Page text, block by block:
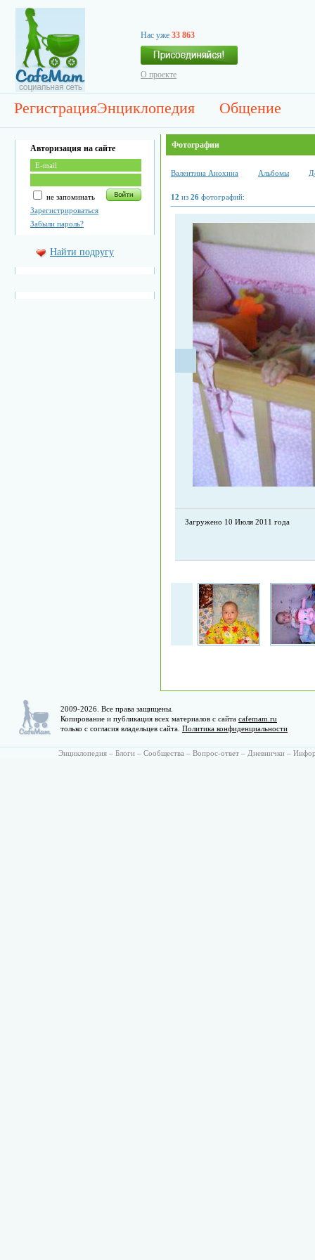
Нас уже 33 863
О проекте
РегистрацияЭнциклопедия Общение
Авторизация на сайте
не запоминать
Зарегистрироваться
Забыли пароль?
Найти подругу
Фотографии
Валентина Анохина Альбомы
12 из 26 фотографий:
Загружено 10 Июля 2011 года
2009-2026. Все права защищены.
Копирование и публикация всех материалов с сайта cafemam.ru
только с согласия владельцев сайта. Политика конфиденциальности
Энциклопедия – Блоги – Сообщества – Вопрос-ответ – Дневнички –